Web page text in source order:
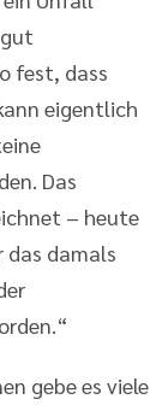
fest, dass
eigentlich
Das
– heute
das damals
gebe es viele